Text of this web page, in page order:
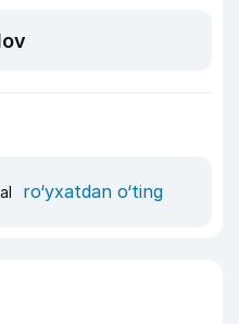
ro‘yxatdan o‘ting